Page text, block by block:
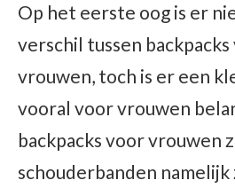
Op het eerste oog is er
verschil tussen
vrouwen, toch is er een
vooral voor vrouwen
backpacks voor vrouwen
schouderbanden namelijk